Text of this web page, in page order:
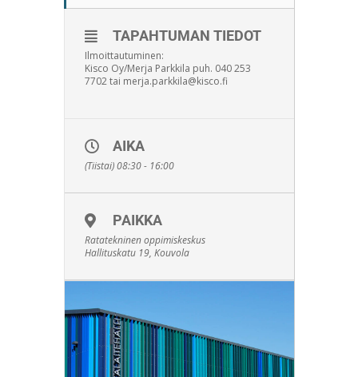
TAPAHTUMAN TIEDOT
Ilmoittautuminen:
Kisco Oy/Merja Parkkila puh. 040 253
7702 tai merja.parkkila@kisco.fi
AIKA
(Tiistai) 08:30 - 16:00
PAIKKA
Ratatekninen oppimiskeskus
Hallituskatu 19, Kouvola